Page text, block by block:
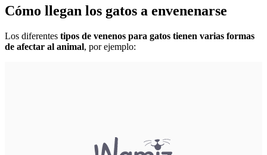
Cómo llegan los gatos a envenenarse
Los diferentes tipos de venenos para gatos tienen varias formas
de afectar al animal, por ejemplo: